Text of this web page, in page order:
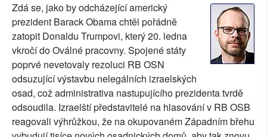
RUBRIKY
PLNÁ VERZE STRÁNEK
Zdá se, jako by odcházející americký
prezident Barack Obama chtěl pořádně
zatopit Donaldu Trumpovi, který 20. ledna
vkročí do Oválné pracovny. Spojené státy
poprvé nevetovaly rezoluci RB OSN
odsuzující výstavbu nelegálních izraelských
osad, což administrativa nastupujícího prezidenta tvrdě
odsoudila. Izraelští představitelé na hlasování v RB OSB
reagovali výhrůžkou, že na okupovaném Západním břehu